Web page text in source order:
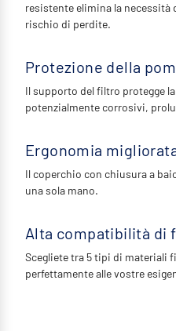
resistente elimina la
rischio di perdite.
Protezione della
Il supporto del filtro protegge
potenzialmente corrosivi,
Ergonomia
Il coperchio con chiusura a
una sola mano.
Alta compatibilità di
Scegliete tra 5 tipi di materiali
perfettamente alle vostre